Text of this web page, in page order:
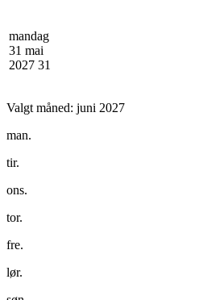
mandag
31 mai
2027 31
Valgt måned: juni 2027
man.
tir.
ons.
tor.
fre.
lør.